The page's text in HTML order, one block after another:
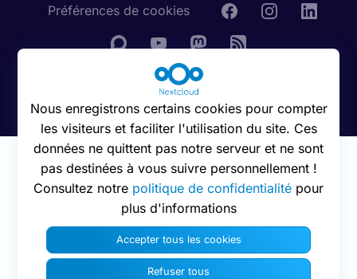
Préférences de cookies
Nous enregistrons certains cookies pour compter
les visiteurs et faciliter l'utilisation du site. Ces
données ne quittent pas notre serveur et ne sont
pas destinées à vous suivre personnellement !
Consultez notre politique de confidentialité pour
plus d'informations
Accepter tous les cookies
Refuser tous